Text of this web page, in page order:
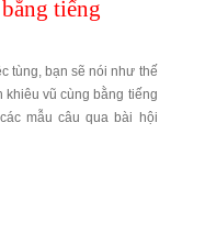
tiếng
tùng, bạn sẽ nói như thế
khiêu vũ cùng bằng tiếng
mẫu câu qua bài hội